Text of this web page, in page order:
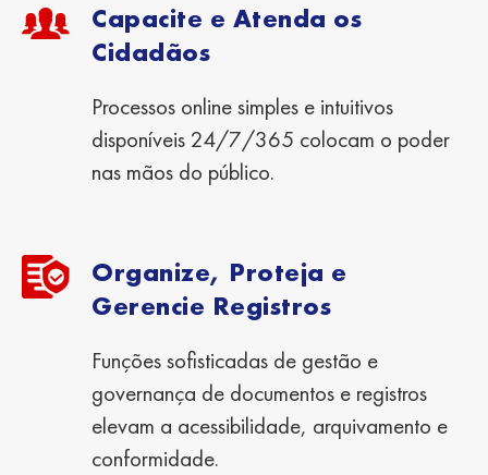
Capacite e Atenda os
Cidadãos
Processos online simples e intuitivos
disponíveis 24/7/365 colocam o poder
nas mãos do público.
Organize, Proteja e
Gerencie Registros
Funções sofisticadas de gestão e
governança de documentos e registros
elevam a acessibilidade, arquivamento e
conformidade.